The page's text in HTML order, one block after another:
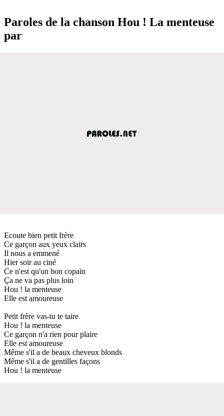
Paroles de la chanson Hou ! La menteuse
par
Ecoute bien petit frère
Ce garçon aux yeux clairs
Il nous a emmené
Hier soir au ciné
Ce n'est qu'un bon copain
Ça ne va pas plus loin
Hou ! la menteuse
Elle est amoureuse
Petit frère vas-tu te taire
Hou ! la menteuse
Ce garçon n'a rien pour plaire
Elle est amoureuse
Même s'il a de beaux cheveux blonds
Même s'il a de gentilles façons
Hou ! la menteuse